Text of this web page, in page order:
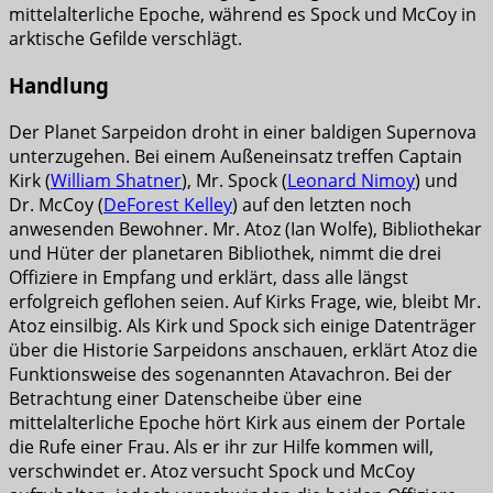
mittelalterliche Epoche, während es Spock und McCoy in
arktische Gefilde verschlägt.
Handlung
Der Planet Sarpeidon droht in einer baldigen Supernova
unterzugehen. Bei einem Außeneinsatz treffen Captain
Kirk (William Shatner), Mr. Spock (Leonard Nimoy) und
Dr. McCoy (DeForest Kelley) auf den letzten noch
anwesenden Bewohner. Mr. Atoz (Ian Wolfe), Bibliothekar
und Hüter der planetaren Bibliothek, nimmt die drei
Offiziere in Empfang und erklärt, dass alle längst
erfolgreich geflohen seien. Auf Kirks Frage, wie, bleibt Mr.
Atoz einsilbig. Als Kirk und Spock sich einige Datenträger
über die Historie Sarpeidons anschauen, erklärt Atoz die
Funktionsweise des sogenannten Atavachron. Bei der
Betrachtung einer Datenscheibe über eine
mittelalterliche Epoche hört Kirk aus einem der Portale
die Rufe einer Frau. Als er ihr zur Hilfe kommen will,
verschwindet er. Atoz versucht Spock und McCoy